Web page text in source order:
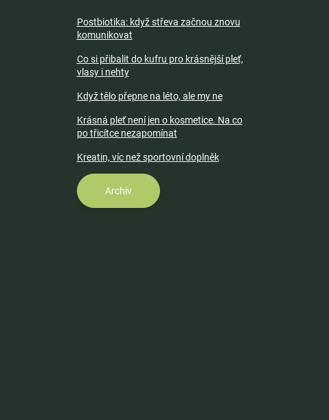
Postbiotika: když střeva začnou znovu
komunikovat
Co si přibalit do kufru pro krásnější pleť,
vlasy i nehty
Když tělo přepne na léto, ale my ne
Krásná pleť není jen o kosmetice. Na co
po třicítce nezapomínat
Kreatin, víc než sportovní doplněk
Archiv